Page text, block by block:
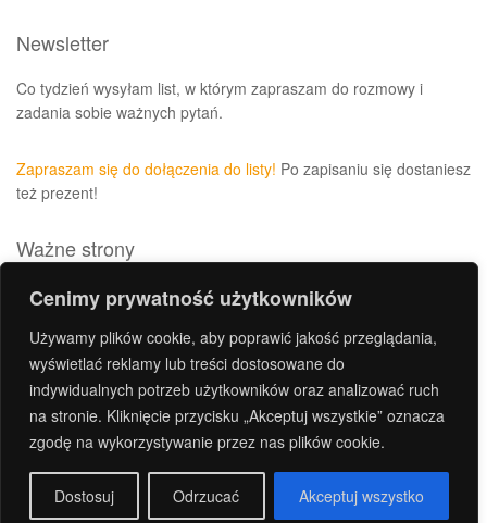
Cenimy prywatność użytkowników
Używamy plików cookie, aby poprawić jakość przeglądania,
wyświetlać reklamy lub treści dostosowane do
indywidualnych potrzeb użytkowników oraz analizować ruch
na stronie. Kliknięcie przycisku „Akceptuj wszystkie” oznacza
zgodę na wykorzystywanie przez nas plików cookie.
Dostosuj Odrzucać Akceptuj wszystko
Newsletter
Co tydzień wysyłam list, w którym zapraszam do rozmowy i
zadania sobie ważnych pytań.
Zapraszam się do dołączenia do listy! Po zapisaniu się dostaniesz
też prezent!
Ważne strony
Polityka prywatności i plików cookies
Kontakt
Regulamin sklepu
Zasady prezentowania treści i opinii na stronie
Regulamin newslettera